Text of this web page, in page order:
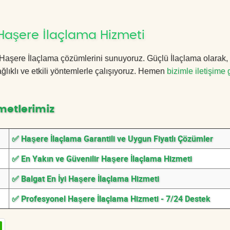
İlaçlama Hizmeti
İlaçlama çözümlerini sunuyoruz. Güçlü İlaçlama olarak,
ve etkili yöntemlerle çalışıyoruz. Hemen bizimle iletişime
✅ Haşere İlaçlama Garantili ve Uygun Fiyatlı Çözümler
✅ En Yakın ve Güvenilir Haşere İlaçlama Hizmeti
✅ Balgat En İyi Haşere İlaçlama Hizmeti
✅ Profesyonel Haşere İlaçlama Hizmeti - 7/24 Destek